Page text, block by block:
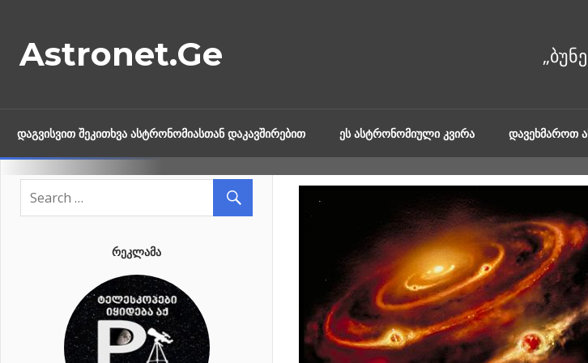
content
Astronet.Ge
ᲓᲐᲒᲕᲘᲡᲕᲘᲗ ᲨᲔᲙᲘᲗᲮᲕᲐ ᲐᲡᲢᲠᲝᲜᲝᲛᲘᲐᲡᲗᲐᲜ ᲓᲐᲙᲐᲕᲨᲘᲠᲔᲑᲘᲗ ᲔᲡ ᲐᲡᲢᲠᲝᲜᲝᲛᲘᲣᲚᲘ ᲙᲕᲘᲠᲐ ᲓᲐᲕᲔᲮᲛᲐᲠᲝᲗ
ᲠᲔᲙᲚᲐᲛᲐ